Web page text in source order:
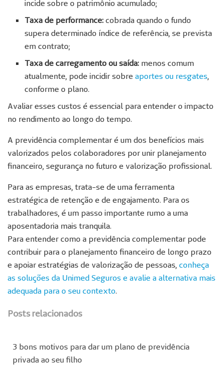
incide sobre o patrimônio acumulado;
Taxa de performance: cobrada quando o fundo
supera determinado índice de referência, se prevista
em contrato;
Taxa de carregamento ou saída: menos comum
atualmente, pode incidir sobreaportes ou resgates,
conforme o plano.
Avaliar esses custos é essencial para entender o impacto
no rendimento ao longo do tempo.
A previdência complementar é um dos benefícios mais
valorizados pelos colaboradores por unir planejamento
financeiro, segurança no futuro e valorização profissional.
Para as empresas, trata-se de uma ferramenta
estratégica de retenção e de engajamento. Para os
trabalhadores, é um passo importante rumo a uma
aposentadoria mais tranquila.
Para entender como a previdência complementar pode
contribuir para o planejamento financeiro de longo prazo
e apoiar estratégias de valorização de pessoas, conheça
as soluções da Unimed Seguros e avalie a alternativa mais
adequada para o seu contexto.
Posts relacionados
3 bons motivos para dar um plano de previdência
privada ao seu filho